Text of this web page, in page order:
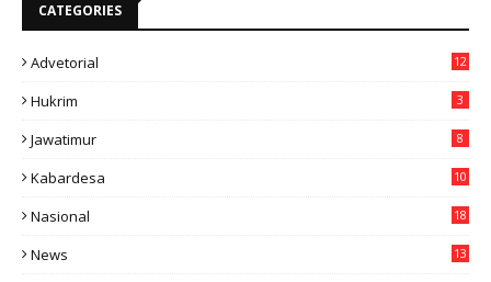
CATEGORIES
Advetorial 12
Hukrim 3
Jawatimur 8
Kabardesa
10
Nasional
18
News
13